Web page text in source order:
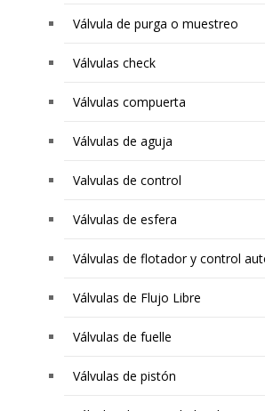
Válvula de purga o muestreo
Válvulas check
Válvulas compuerta
Válvulas de aguja
Valvulas de control
Válvulas de esfera
Válvulas de flotador y control
Válvulas de Flujo Libre
Válvulas de fuelle
Válvulas de pistón